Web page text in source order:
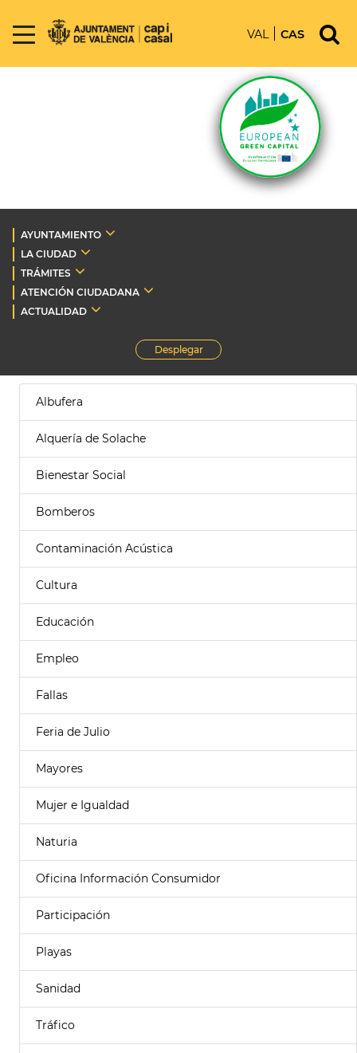
VAL CAS
AYUNTAMIENTO
LA CIUDAD
TRÁMITES
ATENCIÓN CIUDADANA
ACTUALIDAD
Desplegar
Albufera
Alquería de Solache
Bienestar Social
Bomberos
Contaminación Acústica
Cultura
Educación
Empleo
Fallas
Feria de Julio
Mayores
Mujer e Igualdad
Naturia
Oficina Información Consumidor
Participación
Playas
Sanidad
Tráfico